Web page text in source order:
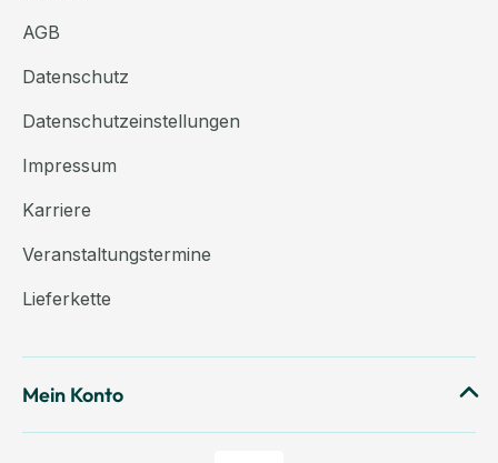
AGB
Datenschutz
Datenschutzeinstellungen
Impressum
Karriere
Veranstaltungstermine
Lieferkette
Mein Konto